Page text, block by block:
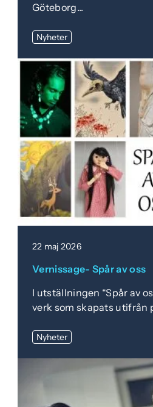
Göteborg...
Nyheter
22 maj 2026
Vernissage- Spår av oss
I utställningen “Spår av
verk som skapats utifrån
Nyheter